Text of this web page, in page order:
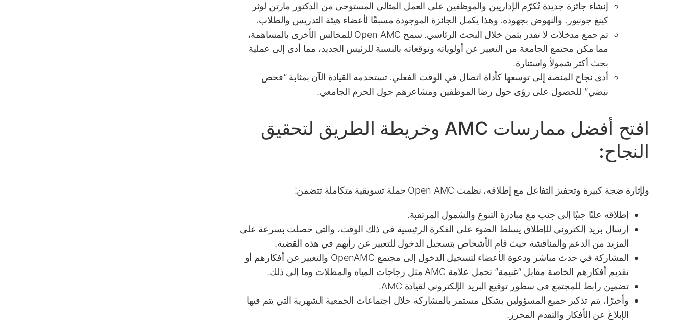
إنشاء جائزة جديدة تُكرّم الإداريين والموظفين على العمل المثالي المستوحى من الدكتور مارتن لوثر
كينغ جونيور. والنهوض بجهوده. وهذا يكمل الجائزة الموجودة مسبقًا لأعضاء هيئة التدريس والطلاب.
تم جمع مدخلات لا تقدر بثمن خلال البحث الرئاسي
. سمح Open AMC للمجالس الأخرى بالمساهمة،
مما مكن مجتمع الجامعة من التعبير عن أولوياته وتوقعاته بالنسبة للرئيس الجديد، مما أدى إلى عملية
بحث أكثر شمولاً واستنارة.
أدى نجاح المنصة إلى توسعها كأداة اتصال في الوقت الفعلي. تستخدمه القيادة الآن بمثابة “فحص
نبضي” للحصول على رؤى حول رضا الموظفين ومشاعرهم حول الحرم الجامعي.
افتح أفضل ممارسات AMC وخريطة الطريق لتحقيق
النجاح:
ولإثارة ضجة كبيرة وتحفيز التفاعل مع إطلاقه، نظمت Open AMC حملة تسويقية متكاملة تتضمن:
إطلاقه علنًا جنبًا إلى جنب مع مبادرة التنوع والشمول المرتقبة.
إرسال بريد إلكتروني للإطلاق يسلط الضوء على الفكرة الرئيسية في ذلك الوقت، والتي حصلت بسرعة على
المزيد من الدعم والمناقشة حيث قام الأشخاص بتسجيل الدخول للتعبير عن رأيهم في هذه القضية.
المشاركة في حدث مباشر ودعوة الأعضاء لتسجيل الدخول إلى مجتمع OpenAMC والتعبير عن أفكارهم أو
تقديم أفكارهم الخاصة مقابل “غنيمة” تحمل علامة AMC مثل زجاجات المياه والمظلات وما إلى ذلك.
تضمين رابط للمجتمع في سطور توقيع البريد الإلكتروني لقيادة AMC.
وأخيرًا، يتم تذكير جميع المسؤولين بشكل مستمر بالمشاركة خلال اجتماعات الجمعية الشهرية التي يتم فيها
الإبلاغ عن الأفكار والتقدم المحرز.